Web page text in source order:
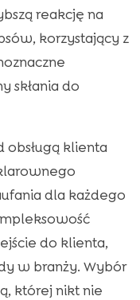
reakcję na
korzystający z
skłania do
obsługą klienta
dla każdego
do klienta,
w branży. Wybór
której nikt nie